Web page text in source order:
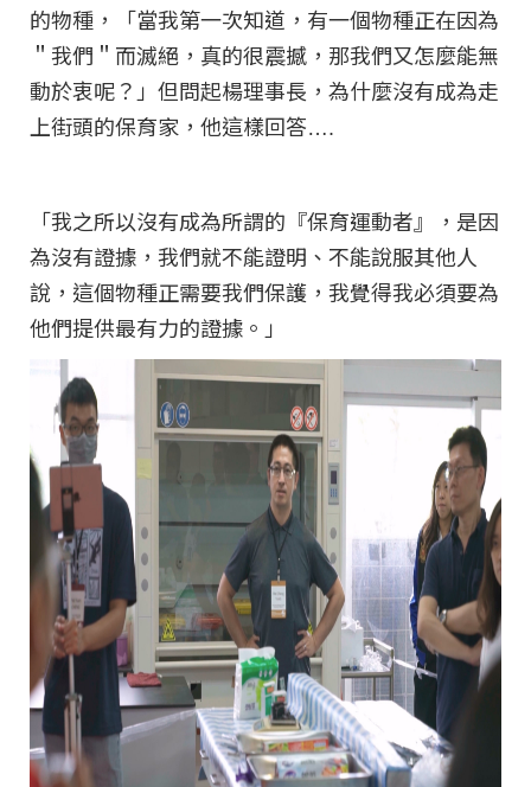
的物種，「當我第一次知道，有一個物種正在因為
＂我們＂而滅絕，真的很震撼，那我們又怎麼能無
動於衷呢？」但問起楊理事長，為什麼沒有成為走
上街頭的保育家，他這樣回答….
「我之所以沒有成為所謂的『保育運動者』，是因
為沒有證據，我們就不能證明、不能說服其他人
說，這個物種正需要我們保護，我覺得我必須要為
他們提供最有力的證據。」